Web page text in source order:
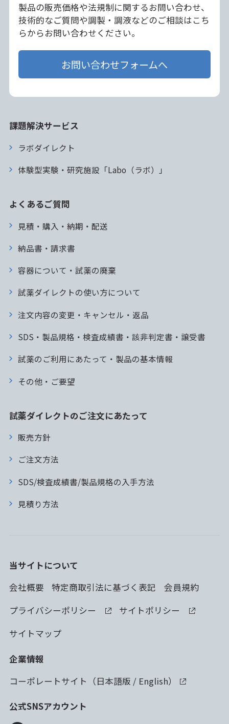
製品の販売価格や法規制に関するお問い合わせ、
技術的なご質問や調製・調液などのご相談はこち
らからお問い合わせください。
お問い合わせフォームへ
課題解決サービス
ラボダイレクト
体験型実験・研究施設「Labo（ラボ）」
よくあるご質問
見積・購入・納期・配送
納品書・請求書
容器について・試薬の廃棄
試薬ダイレクトの使い方について
注文内容の変更・キャンセル・返品
SDS・製品規格・検査成績書・該非判定書・譲受書
試薬のご利用にあたって・製品の基本情報
その他・ご要望
試薬ダイレクトのご注文にあたって
販売方針
ご注文方法
SDS/検査成績書/製品規格の入手方法
見積り方法
当サイトについて
会社概要
特定商取引法に基づく表記
会員規約
プライバシーポリシー
サイトポリシー
サイトマップ
企業情報
コーポレートサイト（日本語版 / English）
公式SNSアカウント